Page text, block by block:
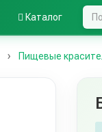
Каталог
Пищевые